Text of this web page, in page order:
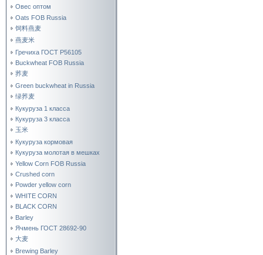
Овес оптом
Oats FOB Russia
饲料燕麦
燕麦米
Гречиха ГОСТ Р56105
Buckwheat FOB Russia
荞麦
Green buckwheat in Russia
绿荞麦
Кукуруза 1 класса
Кукуруза 3 класса
玉米
Кукуруза кормовая
Кукуруза молотая в мешках
Yellow Corn FOB Russia
Crushed corn
Powder yellow corn
WHITE CORN
BLACK CORN
Barley
Ячмень ГОСТ 28692-90
大麦
Brewing Barley